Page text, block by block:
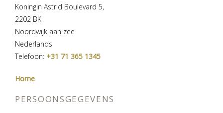
Koningin Astrid Boulevard 5,
2202 BK
Noordwijk aan zee
Nederlands
Telefoon: +31 71 365 1345
Home
PERSOONSGEGEVENS